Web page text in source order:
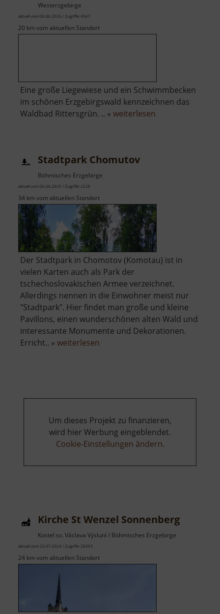
Westerzgebirge
aktuell vom 06.06.2026 / Zugriffe: 4567
20 km vom aktuellen Standort
Eine große Liegewiese und ein Schwimmbecken
im schönen Erzgebirgswald kennzeichnen das
Waldbad Rittersgrün. .. » weiterlesen
Stadtpark Chomutov
Böhmisches Erzgebirge
aktuell vom 06.06.2025 / Zugriffe: 2528
34 km vom aktuellen Standort
Der Stadtpark in Chomotov (Komotau) ist in
vielen Karten auch als Park der
tschechoslovakischen Armee verzeichnet.
Allerdings nennen in die Einwohner meist nur
"Stadtpark". Hier findet man große und kleine
Pavillons, einen wunderschönen alten Wald und
interessante Monumente und Dekorationen.
Erricht.. » weiterlesen
Um dieses Projekt zu finanzieren,
wird hier Werbung eingeblendet.
Cookie-Einstellungen ändern.
Kirche St Wenzel Sonnenberg
Kostel sv. Václava Výsluní / Böhmisches Erzgebirge
aktuell vom 23.07.2024 / Zugriffe: 28393
24 km vom aktuellen Standort